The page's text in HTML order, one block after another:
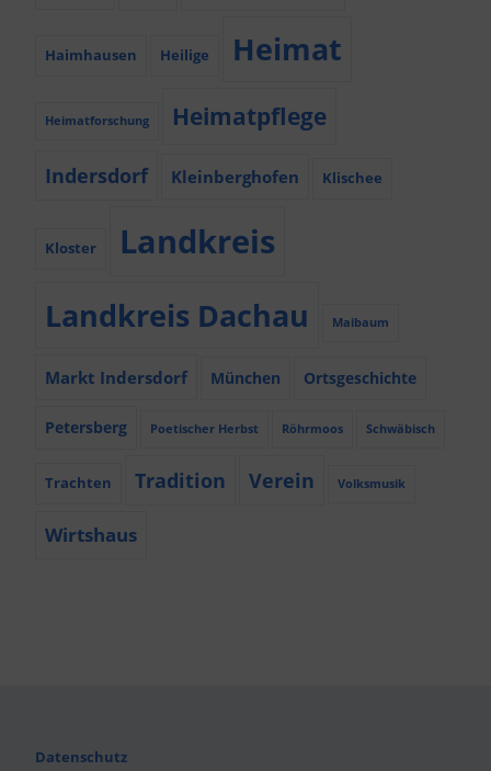
Haimhausen Heilige Heimat
Heimatforschung Heimatpflege
Indersdorf Kleinberghofen Klischee
Kloster Landkreis
Landkreis Dachau Maibaum
Markt Indersdorf München Ortsgeschichte
Petersberg Poetischer Herbst Röhrmoos Schwäbisch
Trachten Tradition Verein Volksmusik
Wirtshaus
Datenschutz